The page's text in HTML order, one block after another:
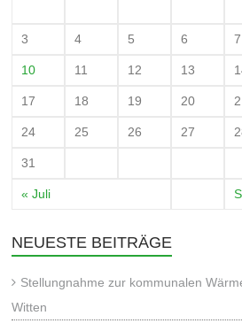
3 4 5 6 7
10 11 12 13
17 18 19 20
24 25 26 27
31
« Juli
NEUESTE BEITRÄGE
Stellungnahme zur kommunalen
Witten